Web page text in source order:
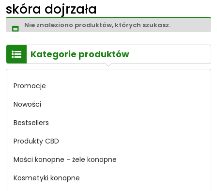
skóra dojrzała
Nie znaleziono produktów, których szukasz.
Kategorie produktów
Promocje
Nowości
Bestsellers
Produkty CBD
Maści konopne - żele konopne
Kosmetyki konopne